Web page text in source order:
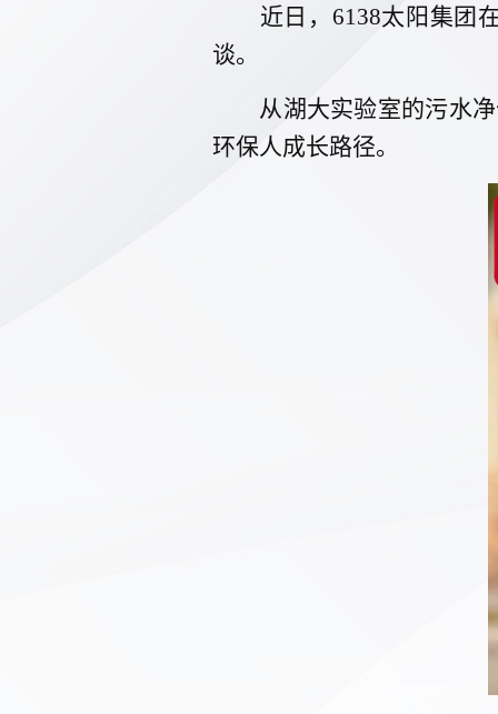
近日，6138太阳集团在
谈。
从湖大实验室的污水净
环保人成长路径。